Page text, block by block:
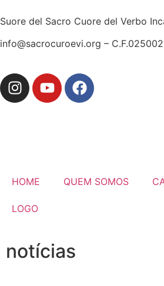
Suore del Sacro Cuore del Verbo
info@sacrocuroevi.org –
HOME QUEM SOMOS
LOGO
notícias